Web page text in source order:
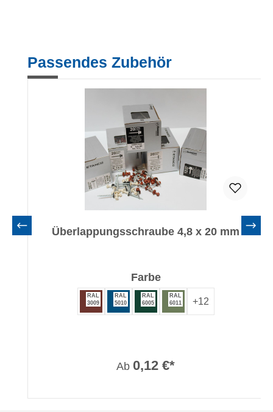
Produktgalerie überspringen
Passendes Zubehör
Überlappungsschraube 4,8 x 20 mm
Farbeauswählen
RAL
3009
RAL
5010
RAL
6005
RAL
6011
+12
Ab 0,12 €*